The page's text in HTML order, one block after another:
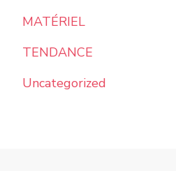
MATÉRIEL
TENDANCE
Uncategorized